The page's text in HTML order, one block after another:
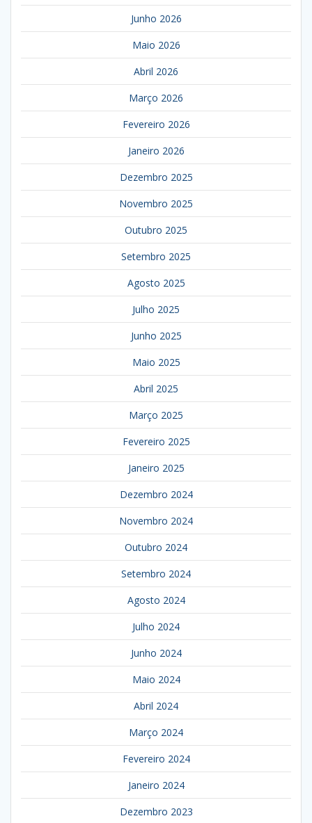
Junho 2026
Maio 2026
Abril 2026
Março 2026
Fevereiro 2026
Janeiro 2026
Dezembro 2025
Novembro 2025
Outubro 2025
Setembro 2025
Agosto 2025
Julho 2025
Junho 2025
Maio 2025
Abril 2025
Março 2025
Fevereiro 2025
Janeiro 2025
Dezembro 2024
Novembro 2024
Outubro 2024
Setembro 2024
Agosto 2024
Julho 2024
Junho 2024
Maio 2024
Abril 2024
Março 2024
Fevereiro 2024
Janeiro 2024
Dezembro 2023